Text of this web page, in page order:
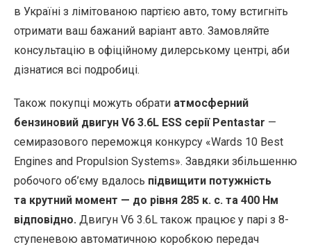
в Україні з лімітованою партією авто, тому встигніть
отримати ваш бажаний варіант авто. Замовляйте
консультацію в офіційному дилерському центрі, аби
дізнатися всі подробиці.
Також покупці можуть обрати атмосферний
бензиновий двигун V6 3.6L ESS серії Pentastar —
семиразового переможця конкурсу «Wards 10 Best
Engines and Propulsion Systems». Завдяки збільшенню
робочого об’єму вдалось підвищити потужність
та крутний момент — до рівня 285 к. с. та 400 Нм
відповідно. Двигун V6 3.6L також працює у парі з 8-
ступеневою автоматичною коробкою передач